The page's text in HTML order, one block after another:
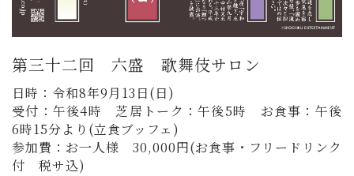
第三十二回 六盛 歌舞伎サロン
日時：令和8年9月13日(日)
受付：午後4時 芝居トーク：午後5時 お食事：午後
6時15分より(立食ブッフェ)
参加費：お一人様 30,000円(お食事・フリードリンク
付 税サ込)